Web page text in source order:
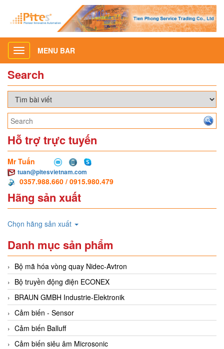
Toggle
navigation
MENU BAR
Search
Hỗ trợ trực tuyến
Mr Tuấn
tuan@pitesvietnam.com
0357.988.660 / 0915.980.479
Hãng sản xuất
Chọn hãng sản xuất
Danh mục sản phẩm
Bộ mã hóa vòng quay Nidec-Avtron
Bộ truyền động điện ECONEX
BRAUN GMBH Industrie-Elektronik
Cảm biến - Sensor
Cảm biến Balluff
Cảm biến siêu âm Microsonic